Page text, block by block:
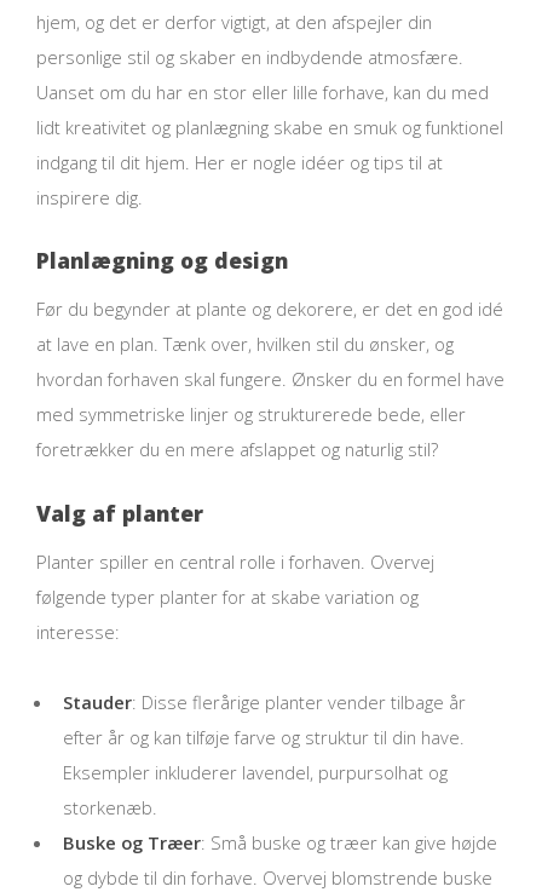
hjem, og det er derfor vigtigt, at den afspejler din
personlige stil og skaber en indbydende atmosfære.
Uanset om du har en stor eller lille forhave, kan du med
lidt kreativitet og planlægning skabe en smuk og funktionel
indgang til dit hjem. Her er nogle idéer og tips til at
inspirere dig.
Planlægning og design
Før du begynder at plante og dekorere, er det en god idé
at lave en plan. Tænk over, hvilken stil du ønsker, og
hvordan forhaven skal fungere. Ønsker du en formel have
med symmetriske linjer og strukturerede bede, eller
foretrækker du en mere afslappet og naturlig stil?
Valg af planter
Planter spiller en central rolle i forhaven. Overvej
følgende typer planter for at skabe variation og
interesse:
Stauder: Disse flerårige planter vender tilbage år
efter år og kan tilføje farve og struktur til din have.
Eksempler inkluderer lavendel, purpursolhat og
storkenæb.
Buske og Træer: Små buske og træer kan give højde
og dybde til din forhave. Overvej blomstrende buske